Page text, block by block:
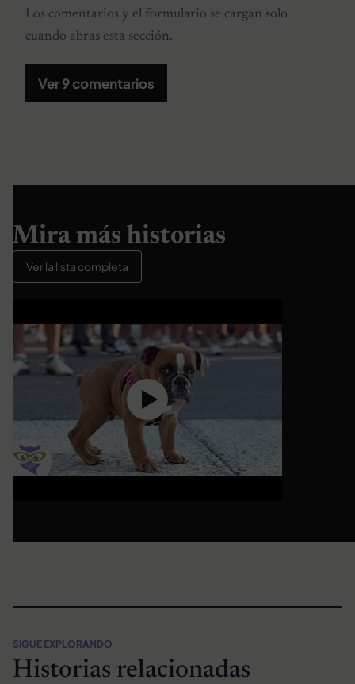
Los comentarios y el formulario se cargan solo
cuando abras esta sección.
Ver 9 comentarios
Mira más historias
Ver la lista completa
SIGUE EXPLORANDO
Historias relacionadas